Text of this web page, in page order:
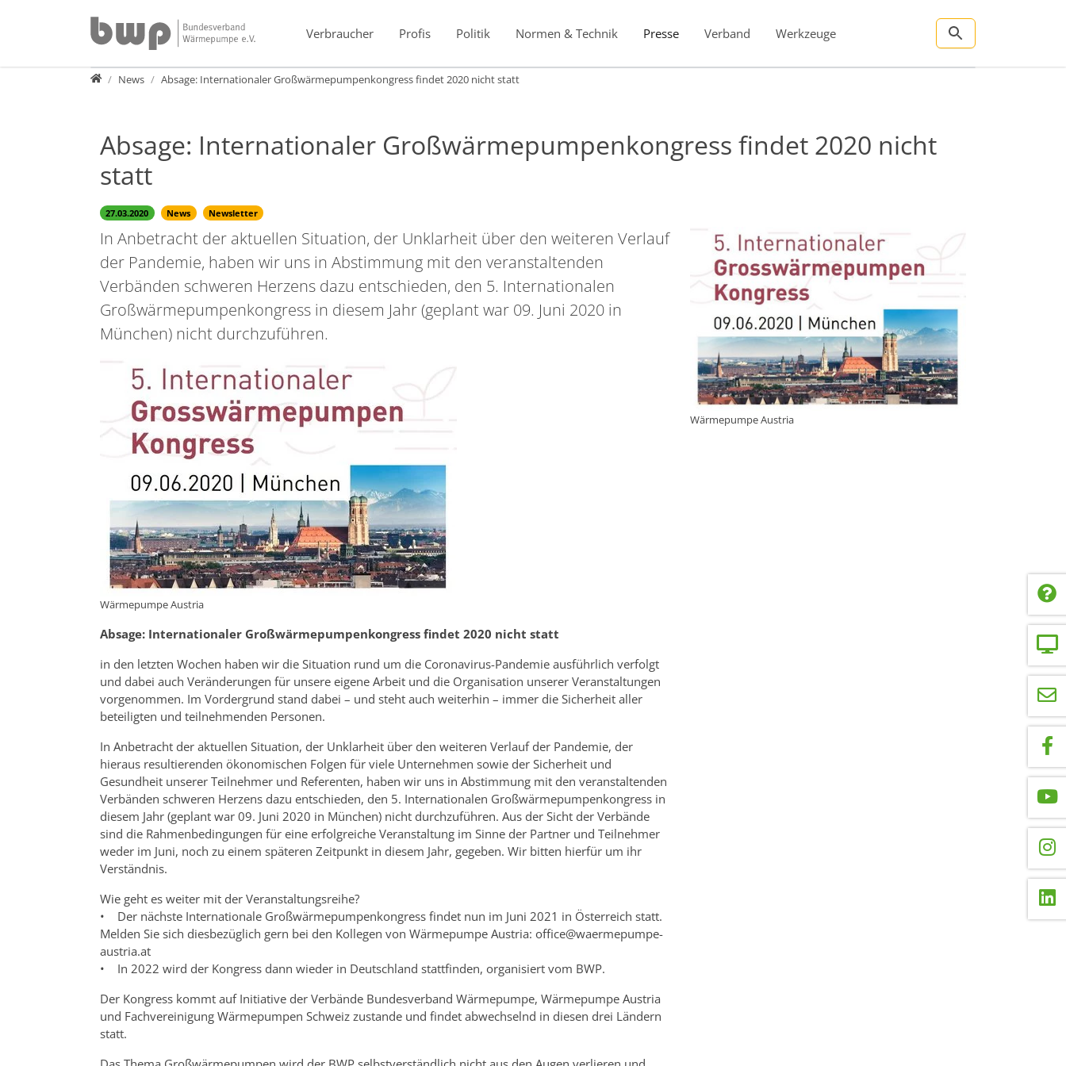
Verbraucher
Profis Politik Normen & Technik Presse Verband Werkzeuge
PresseNews Absage: Internationaler Großwärmepumpenkongress findet 2020 nicht statt
Absage: Internationaler Großwärmepumpenkongress findet 2020 nicht
statt
27.03.2020 News Newsletter
In Anbetracht der aktuellen Situation, der Unklarheit über den weiteren Verlauf
der Pandemie, haben wir uns in Abstimmung mit den veranstaltenden
Verbänden schweren Herzens dazu entschieden, den 5. Internationalen
Großwärmepumpenkongress in diesem Jahr (geplant war 09. Juni 2020 in
München) nicht durchzuführen.
Wärmepumpe Austria
Absage: Internationaler Großwärmepumpenkongress findet 2020 nicht statt
in den letzten Wochen haben wir die Situation rund um die Coronavirus-Pandemie ausführlich verfolgt
und dabei auch Veränderungen für unsere eigene Arbeit und die Organisation unserer Veranstaltungen
vorgenommen. Im Vordergrund stand dabei – und steht auch weiterhin – immer die Sicherheit aller
beteiligten und teilnehmenden Personen.
In Anbetracht der aktuellen Situation, der Unklarheit über den weiteren Verlauf der Pandemie, der
hieraus resultierenden ökonomischen Folgen für viele Unternehmen sowie der Sicherheit und
Gesundheit unserer Teilnehmer und Referenten, haben wir uns in Abstimmung mit den veranstaltenden
Verbänden schweren Herzens dazu entschieden, den 5. Internationalen Großwärmepumpenkongress in
diesem Jahr (geplant war 09. Juni 2020 in München) nicht durchzuführen. Aus der Sicht der Verbände
sind die Rahmenbedingungen für eine erfolgreiche Veranstaltung im Sinne der Partner und Teilnehmer
weder im Juni, noch zu einem späteren Zeitpunkt in diesem Jahr, gegeben. Wir bitten hierfür um ihr
Verständnis.
Wie geht es weiter mit der Veranstaltungsreihe?
• Der nächste Internationale Großwärmepumpenkongress findet nun im Juni 2021 in Österreich statt.
Melden Sie sich diesbezüglich gern bei den Kollegen von Wärmepumpe Austria: office@waermepumpe-
austria.at
• In 2022 wird der Kongress dann wieder in Deutschland stattfinden, organisiert vom BWP.
Der Kongress kommt auf Initiative der Verbände Bundesverband Wärmepumpe, Wärmepumpe Austria
und Fachvereinigung Wärmepumpen Schweiz zustande und findet abwechselnd in diesen drei Ländern
statt.
Wärmepumpe Austria